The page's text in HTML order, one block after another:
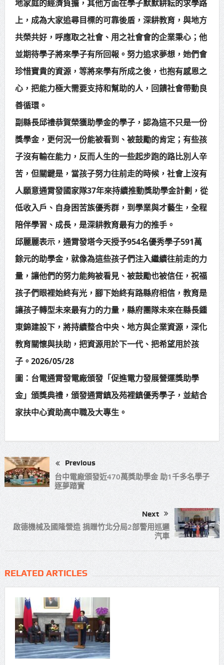
地家庭的經濟負擔，其他方面在學子默默耕耘的求學路
上，成為大家追尋目標的可靠後盾，深耕教育，與地方
共榮共好，呼應取之社會、用之社會會的企業秉心；他
並期待學子將來學子有所回報。努力追求夢想，她們會
珍惜寶貴的資源，等將來學有所成之後，也抱有感恩之
心，把能力極大需要支持和幫助的人，回饋社會帶動良
善循環。
副縣長邱禮恭賀榮獲助學金的學子，認為這不只是一份
獎學金，更何況一份能被看到、被鼓勵的肯定；有些孩
子沒有輸在能力，反而人生的一些起步跑的路比別人辛
苦，但關鍵是，當孩子努力往前走的時候，社會上沒有
人願意通霄發國家隊37年來持續推動獎助學金計劃，從
低收入戶、自身困苦族優秀群，到學業與才藝生，全程
陪伴學習、成長，是深耕教育最有力的推手。
邱麗麗表示，通霄發塔今天授予954名優秀學子591萬
餘元的助學金，就像為這些孩子們注入繼續往前走的力
量，讓他們的努力能夠被看見、被鼓勵也被信任，祝福
孩子們眼裡始終有光，腳下始終有路縣府相信，教育是
讓孩子轉型未來最有力的力量，縣府團隊未來在縣長鍾
東錦建設下，將持續整合中央、地方與企業資源，深化
教育關懷與扶助，把資源用於下一代、把希望用於孩
子。2026/05/28
圖：台電通霄發電廠頒發「促進電力發展營運獎助學
金」頒獎典禮，頒發通霄鎮及苑裡鎮優秀學子，並結合
家扶中心資助高中職及大專生。
Previous
台中電廠頒發近470萬獎助學金 助1千多名學子
逐夢踏實
Next
啟德機械及國隆營造 捐贈竹北分局2部警用巡邏
汽車
RELATED ARTICLES